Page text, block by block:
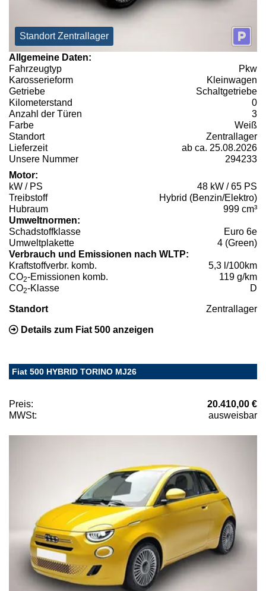
Standort Zentrallager
Allgemeine Daten:
Fahrzeugtyp
Pkw
Karosserieform
Kleinwagen
Getriebe
Schaltgetriebe
Kilometerstand
0
Anzahl der Türen
3
Farbe
Weiß
Standort
Zentrallager
Lieferzeit
ab ca. 25.08.2026
Unsere Nummer
294233
Motor:
kW / PS
48 kW / 65 PS
Treibstoff
Hybrid (Benzin/Elektro)
Hubraum
999 cm³
Umweltnormen:
Schadstoffklasse
Euro 6e
Umweltplakette
4 (Green)
Verbrauch und Emissionen nach WLTP:
Kraftstoffverbr. komb.
5,3 l/100km
CO2-Emissionen komb.
119 g/km
CO2-Klasse D
Standort Zentrallager
Details zum Fiat 500 anzeigen
Fiat 500 HYBRID TORINO MJ26
Preis:
20.410,00 €
MWSt:
ausweisbar